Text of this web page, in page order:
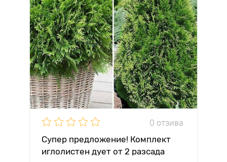
0 отзива
Супер предложение! Комплект
иглолистен дует от 2 разсада